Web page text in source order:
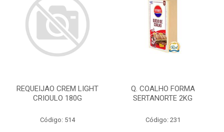
REQUEIJAO CREM LIGHT
CRIOULO 180G
Código: 514
Q. COALHO FORMA
SERTANORTE 2KG
Código: 231